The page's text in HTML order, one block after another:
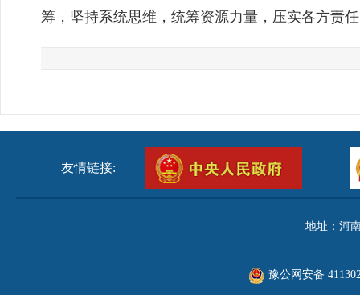
筹，坚持系统思维，统筹资源力量，压实各方责
友情链接:
地址：河
豫公网安备